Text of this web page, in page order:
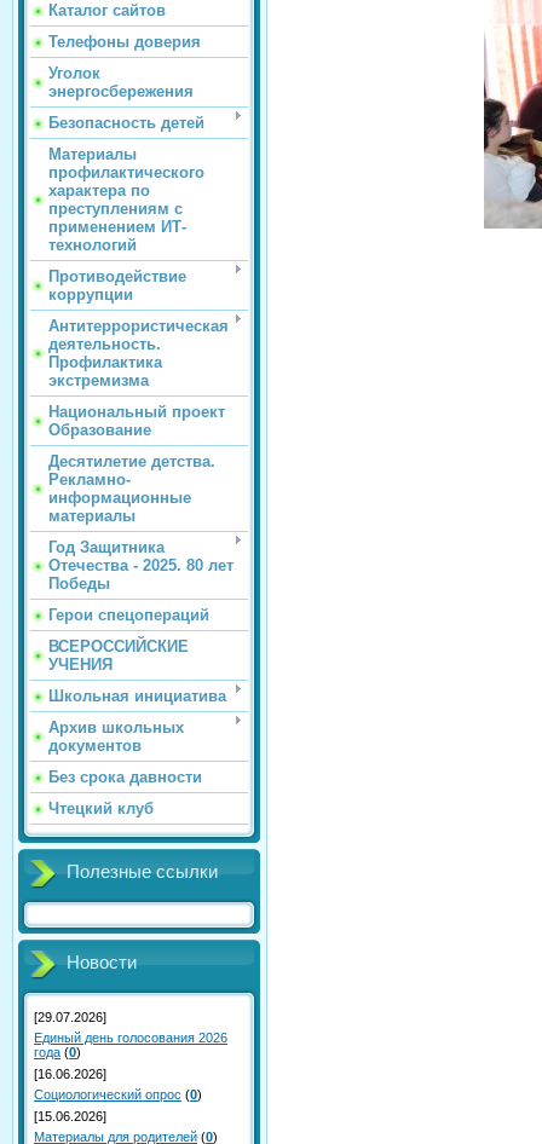
Каталог сайтов
Телефоны доверия
Уголок
энергосбережения
Безопасность детей
Материалы
профилактического
характера по
преступлениям с
применением ИТ-
технологий
Противодействие
коррупции
Антитеррористическая
деятельность.
Профилактика
экстремизма
Национальный проект
Образование
Десятилетие детства.
Рекламно-
информационные
материалы
Год Защитника
Отечества - 2025. 80 лет
Победы
Герои спецопераций
ВСЕРОССИЙСКИЕ
УЧЕНИЯ
Школьная инициатива
Архив школьных
документов
Без срока давности
Чтецкий клуб
Полезные ссылки
Новости
[29.07.2026]
Единый день голосования 2026
года (0)
[16.06.2026]
Социологический опрос (0)
[15.06.2026]
Материалы для родителей (0)